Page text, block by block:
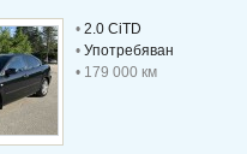
• 2.0 CiTD
• Употребяван
• 179 000 км